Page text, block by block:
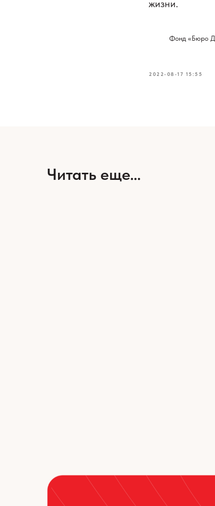
жизни.
Фонд «Бюро
2022-08-17 15:55
Читать еще…